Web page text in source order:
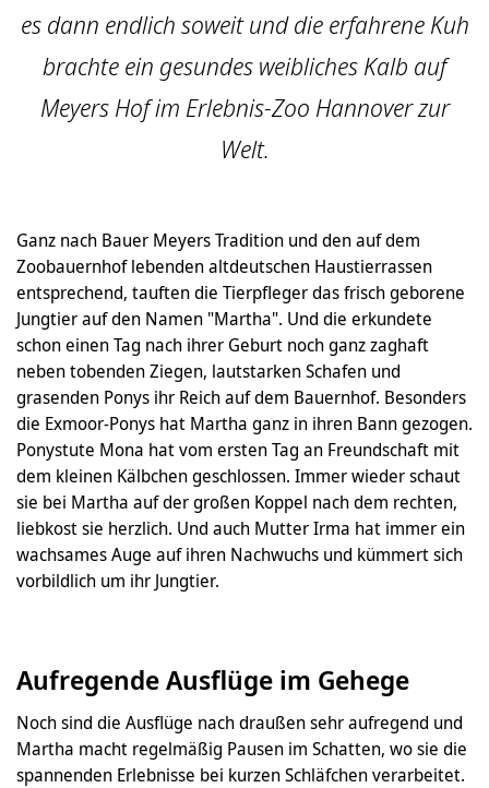
es dann endlich soweit und die erfahrene Kuh
brachte ein gesundes weibliches Kalb auf
Meyers Hof im Erlebnis-Zoo Hannover zur
Welt.
Ganz nach Bauer Meyers Tradition und den auf dem
Zoobauernhof lebenden altdeutschen Haustierrassen
entsprechend, tauften die Tierpfleger das frisch geborene
Jungtier auf den Namen "Martha". Und die erkundete
schon einen Tag nach ihrer Geburt noch ganz zaghaft
neben tobenden Ziegen, lautstarken Schafen und
grasenden Ponys ihr Reich auf dem Bauernhof. Besonders
die Exmoor-Ponys hat Martha ganz in ihren Bann gezogen.
Ponystute Mona hat vom ersten Tag an Freundschaft mit
dem kleinen Kälbchen geschlossen. Immer wieder schaut
sie bei Martha auf der großen Koppel nach dem rechten,
liebkost sie herzlich. Und auch Mutter Irma hat immer ein
wachsames Auge auf ihren Nachwuchs und kümmert sich
vorbildlich um ihr Jungtier.
Aufregende Ausflüge im Gehege
Noch sind die Ausflüge nach draußen sehr aufregend und
Martha macht regelmäßig Pausen im Schatten, wo sie die
spannenden Erlebnisse bei kurzen Schläfchen verarbeitet.